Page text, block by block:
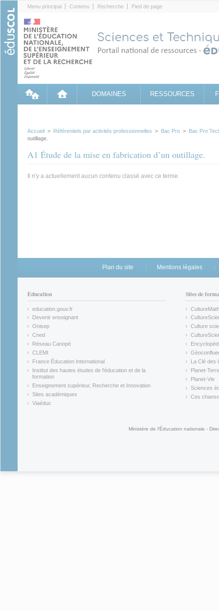
Menu principal Contenu Recherche Pied de page
DOMAINES RESSOURCES
Accueil > Référentiels par activités professionnelles > Bac Pro > Bac Pro
outillage.
A1 Étude de la mise en fabrication d’un outillage.
Il n'y a actuellement aucun contenu classé avec ce terme.
Plan du site Mentions légales
Éducation
education.gouv.fr
(link is external)
Devenir enseignant
(link is external)
Onisep
(link is external)
Cned
(link is external)
Réseau Canopé
(link is external)
CLEMI
(link is external)
France Éducation International
(link is external)
Institut des hautes études de l'éducation et de la
formation
(link is external)
Enseignement supérieur, Recherche et Innovation
(link is external)
Sites académiques
(link is external)
Viaéduc
Sites de
CultureMath
(link is
(link is
Culture
(link is
(link is
(link is
La Clé des
(link is
Planet-
(link is
Planet-Vie
(link is
Sciences
(link is
Ces
Ministère de l'Éducation nationale -